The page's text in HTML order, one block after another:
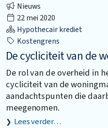
Nieuws
22 mei 2020
Hypothecair krediet
Kostengrens
De cycliciteit van de
De rol van de overheid in
cycliciteit van de
aandachtspunten die
meegenomen.
Lees verder…